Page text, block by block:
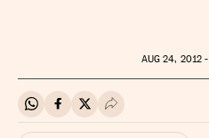
AUG 24, 2012
Compartir en Whatsapp
Compartir en Facebook
Compartir en Twitter
Desplegar